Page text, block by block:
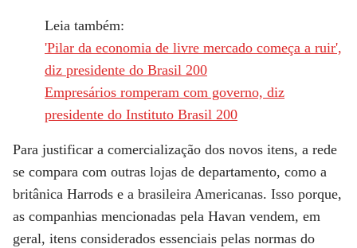
Leia também:
'Pilar da economia de livre mercado começa a ruir',
diz presidente do Brasil 200
Empresários romperam com governo, diz
presidente do Instituto Brasil 200
Para justificar a comercialização dos novos itens, a rede
se compara com outras lojas de departamento, como a
britânica Harrods e a brasileira Americanas. Isso porque,
as companhias mencionadas pela Havan vendem, em
geral, itens considerados essenciais pelas normas do